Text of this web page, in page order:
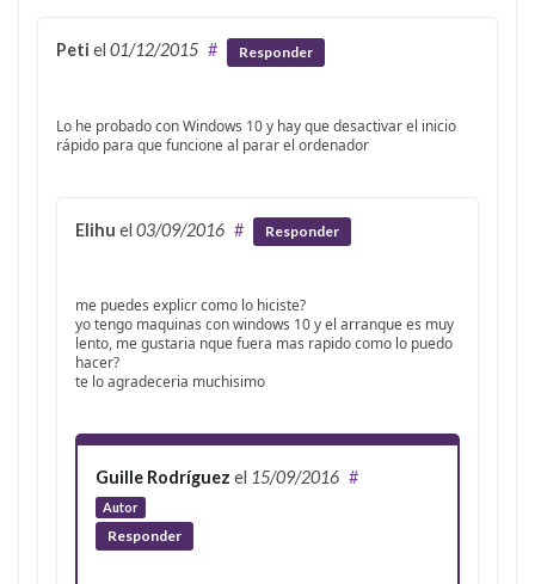
Peti el 01/12/2015 # Responder
Lo he probado con Windows 10 y hay que desactivar el inicio
rápido para que funcione al parar el ordenador
Elihu el 03/09/2016 # Responder
me puedes explicr como lo hiciste?
yo tengo maquinas con windows 10 y el arranque es muy
lento, me gustaria nque fuera mas rapido como lo puedo
hacer?
te lo agradeceria muchisimo
Guille Rodríguez el 15/09/2016
Autor
#
Responder